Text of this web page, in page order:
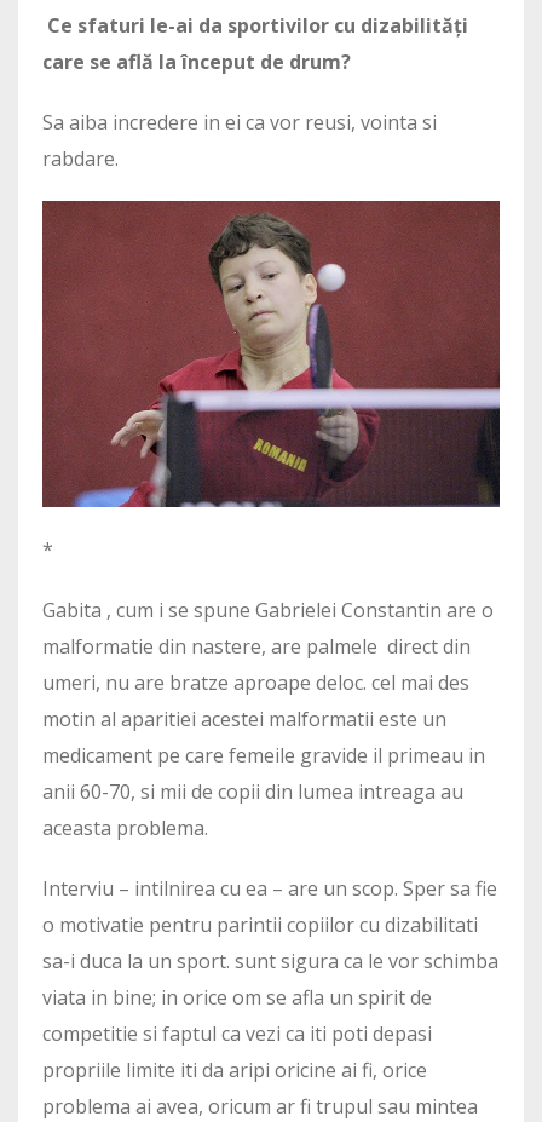
Ce sfaturi le-ai da sportivilor cu dizabilități
care se află la început de drum?
Sa aiba incredere in ei ca vor reusi, vointa si
rabdare.
*
Gabita , cum i se spune Gabrielei Constantin are o
malformatie din nastere, are palmele direct din
umeri, nu are bratze aproape deloc. cel mai des
motin al aparitiei acestei malformatii este un
medicament pe care femeile gravide il primeau in
anii 60-70, si mii de copii din lumea intreaga au
aceasta problema.
Interviu – intilnirea cu ea – are un scop. Sper sa fie
o motivatie pentru parintii copiilor cu dizabilitati
sa-i duca la un sport. sunt sigura ca le vor schimba
viata in bine; in orice om se afla un spirit de
competitie si faptul ca vezi ca iti poti depasi
propriile limite iti da aripi oricine ai fi, orice
problema ai avea, oricum ar fi trupul sau mintea